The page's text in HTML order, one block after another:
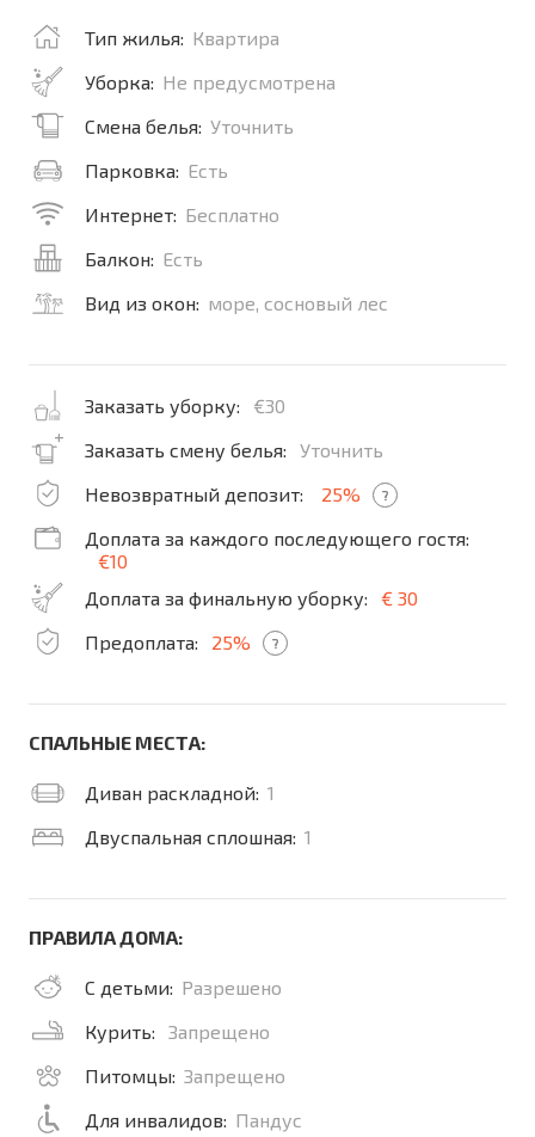
Тип жилья: Квартира
Уборка: Не предусмотрена
Смена белья: Уточнить
Парковка: Есть
Интернет: Бесплатно
Балкон: Есть
Вид из окон: море, сосновый лес
Заказать уборку:
€30
Заказать смену белья:
Уточнить
Невозвратный депозит:
25% ?
Доплата за каждого последующего гостя:
€10
Доплата за финальную уборку:
€ 30
Предоплата:
25% ?
СПАЛЬНЫЕ МЕСТА:
Диван раскладной: 1
Двуспальная сплошная: 1
ПРАВИЛА ДОМА:
С детьми: Разрешено
Курить:
Запрещено
Питомцы: Запрещено
Для инвалидов: Пандус